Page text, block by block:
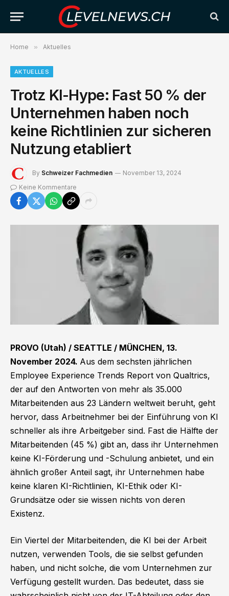
Home » Aktuelles
AKTUELLES
Trotz KI-Hype: Fast 50 % der
Unternehmen haben noch
keine Richtlinien zur sicheren
Nutzung etabliert
By Schweizer Fachmedien
November 13, 2024
Keine Kommentare
PROVO (Utah) / SEATTLE / MÜNCHEN, 13.
November 2024. Aus dem sechsten jährlichen
Employee Experience Trends Report von Qualtrics,
der auf den Antworten von mehr als 35.000
Mitarbeitenden aus 23 Ländern weltweit beruht, geht
hervor, dass Arbeitnehmer bei der Einführung von KI
schneller als ihre Arbeitgeber sind. Fast die Hälfte der
Mitarbeitenden (45 %) gibt an, dass ihr Unternehmen
keine KI-Förderung und -Schulung anbietet, und ein
ähnlich großer Anteil sagt, ihr Unternehmen habe
keine klaren KI-Richtlinien, KI-Ethik oder KI-
Grundsätze oder sie wissen nichts von deren
Existenz.
Ein Viertel der Mitarbeitenden, die KI bei der Arbeit
nutzen, verwenden Tools, die sie selbst gefunden
haben, und nicht solche, die vom Unternehmen zur
Verfügung gestellt wurden. Das bedeutet, dass sie